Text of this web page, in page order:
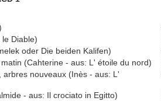
Diable)
oder Die beiden Kalifen)
(Cahterine - aus: L' étoile du nord)
nouveaux (Inès - aus: L'
- aus: Il crociato in Egitto)